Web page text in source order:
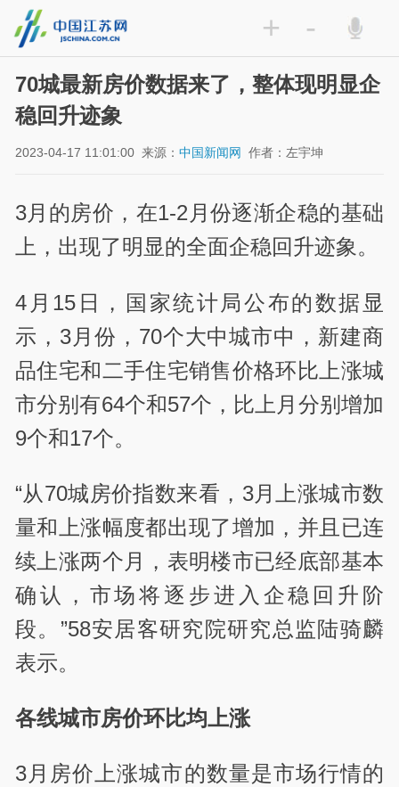
+ -
70城最新房价数据来了，整体现明显企
稳回升迹象
2023-04-17 11:01:00 来源：中国新闻网 作者：左宇坤
3月的房价，在1-2月份逐渐企稳的基础
上，出现了明显的全面企稳回升迹象。
4月15日，国家统计局公布的数据显
示，3月份，70个大中城市中，新建商
品住宅和二手住宅销售价格环比上涨城
市分别有64个和57个，比上月分别增加
9个和17个。
“从70城房价指数来看，3月上涨城市数
量和上涨幅度都出现了增加，并且已连
续上涨两个月，表明楼市已经底部基本
确认，市场将逐步进入企稳回升阶
段。”58安居客研究院研究总监陆骑麟
表示。
各线城市房价环比均上涨
3月房价上涨城市的数量是市场行情的